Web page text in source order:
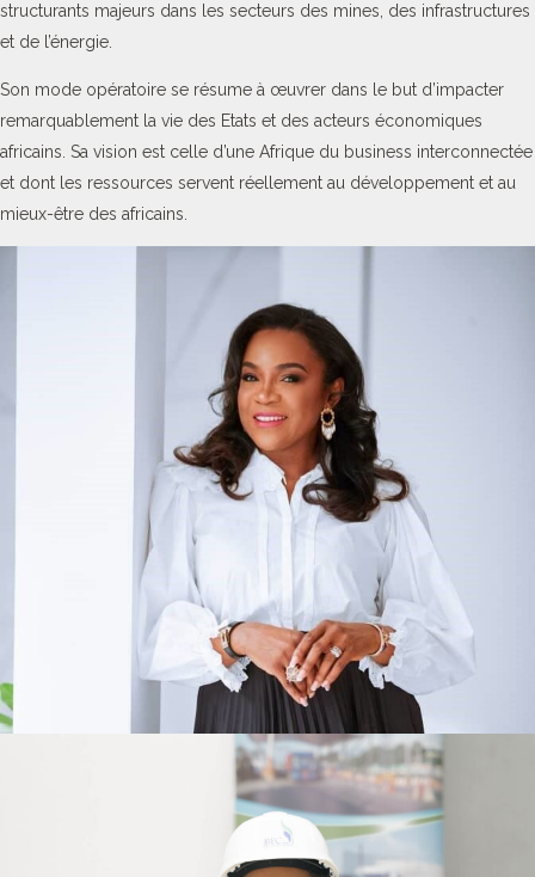
structurants majeurs dans les secteurs des mines, des infrastructures
et de l’énergie.
Son mode opératoire se résume à œuvrer dans le but d’impacter
remarquablement la vie des Etats et des acteurs économiques
africains. Sa vision est celle d’une Afrique du business interconnectée
et dont les ressources servent réellement au développement et au
mieux-être des africains.